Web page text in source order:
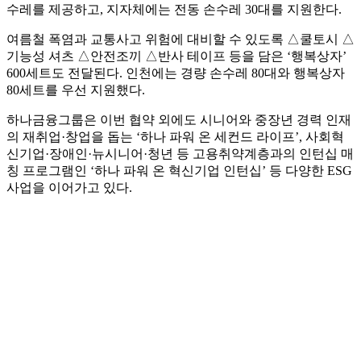
수레를 제공하고, 지자체에는 전동 손수레 30대를 지원한다.
여름철 폭염과 교통사고 위험에 대비할 수 있도록 △쿨토시 △
기능성 셔츠 △안전조끼 △반사 테이프 등을 담은 ‘행복상자’
600세트도 전달된다. 인천에는 경량 손수레 80대와 행복상자
80세트를 우선 지원했다.
하나금융그룹은 이번 협약 외에도 시니어와 중장년 경력 인재
의 재취업·창업을 돕는 ‘하나 파워 온 세컨드 라이프’, 사회혁
신기업·장애인·뉴시니어·청년 등 고용취약계층과의 인턴십 매
칭 프로그램인 ‘하나 파워 온 혁신기업 인턴십’ 등 다양한 ESG
사업을 이어가고 있다.